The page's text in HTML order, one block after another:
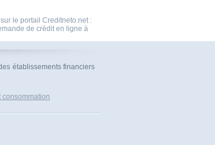
sur le portail Creditneto.net :
de crédit en ligne à
établissements financiers
consommation